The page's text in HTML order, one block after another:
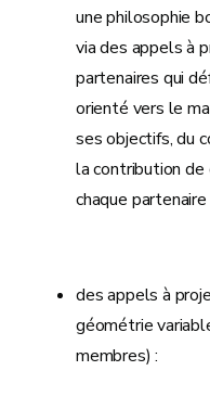
une philosophie
via des appels à
partenaires qui
orienté vers le
ses objectifs, du
la contribution de
chaque
des appels à
géométrie
membres) :